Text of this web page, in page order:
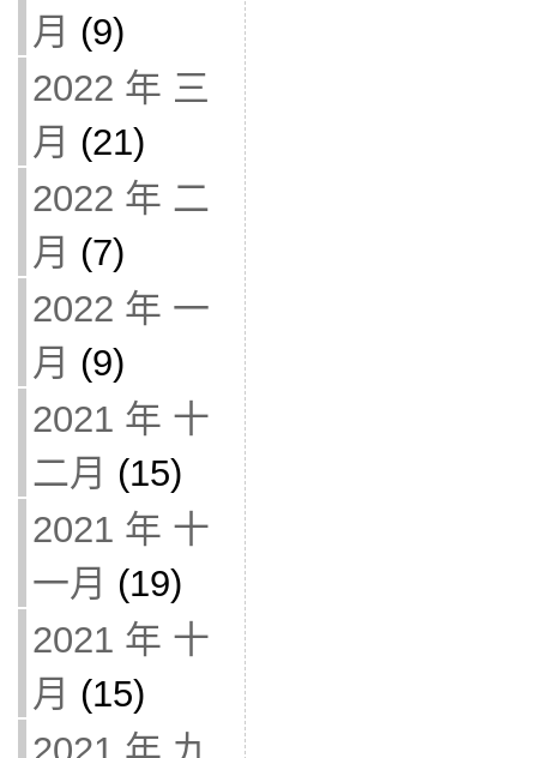
月 (9)
2022 年 三
月 (21)
2022 年 二
月 (7)
2022 年 一
月 (9)
2021 年 十
二月 (15)
2021 年 十
一月 (19)
2021 年 十
月 (15)